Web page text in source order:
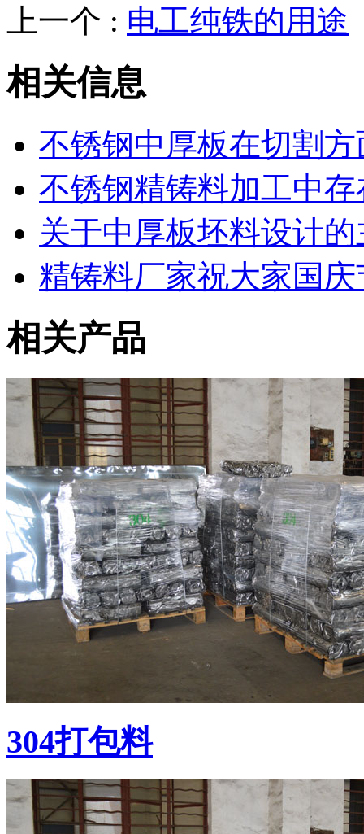
上一个 : 电工纯铁的用途
相关信息
不锈钢中厚板在切割
不锈钢精铸料加工中
关于中厚板坯料设计
精铸料厂家祝大家国
相关产品
304打包料